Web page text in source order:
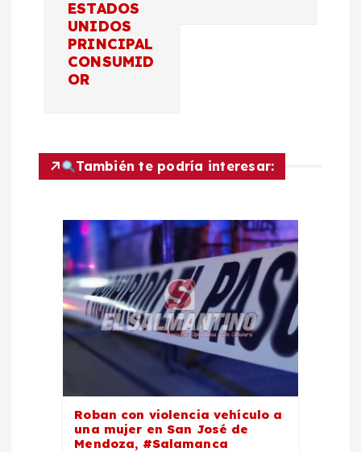
n
ESTADOS
UNIDOS
PRINCIPAL
CONSUMID
OR
También te podría interesar:
Roban con violencia vehículo a
una mujer en San José de
Mendoza, #Salamanca